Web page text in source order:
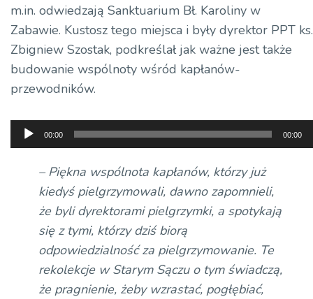
m.in. odwiedzają Sanktuarium Bł. Karoliny w
Zabawie. Kustosz tego miejsca i były dyrektor PPT ks.
Zbigniew Szostak, podkreślał jak ważne jest także
budowanie wspólnoty wśród kapłanów-
przewodników.
Odtwarzacz
plików
dźwiękowych
00:00 00:00
– Piękna wspólnota kapłanów, którzy już
kiedyś pielgrzymowali, dawno zapomnieli,
że byli dyrektorami pielgrzymki, a spotykają
się z tymi, którzy dziś biorą
odpowiedzialność za pielgrzymowanie. Te
rekolekcje w Starym Sączu o tym świadczą,
że pragnienie, żeby wzrastać, pogłębiać,